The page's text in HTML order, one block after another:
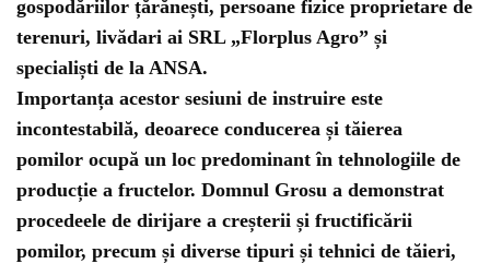
gospodăriilor țărănești, persoane fizice proprietare de
terenuri, livădari ai SRL „Florplus Agro” și
specialiști de la ANSA.
Importanța acestor sesiuni de instruire este
incontestabilă, deoarece conducerea și tăierea
pomilor ocupă un loc predominant în tehnologiile de
producție a fructelor. Domnul Grosu a demonstrat
procedeele de dirijare a creșterii și fructificării
pomilor, precum și diverse tipuri și tehnici de tăieri,